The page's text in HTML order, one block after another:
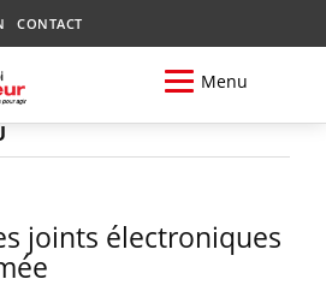
CONTACT
Menu
joints électroniques